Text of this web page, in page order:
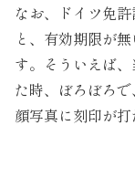
なお、ドイツ免
と、有効期限が
す。そういえば
た時、ぼろぼろ
顔写真に刻印が打